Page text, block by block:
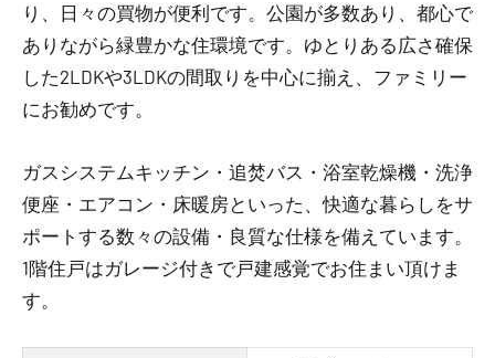
り、日々の買物が便利です。公園が多数あり、都心で
ありながら緑豊かな住環境です。ゆとりある広さ確保
した2LDKや3LDKの間取りを中心に揃え、ファミリー
にお勧めです。
ガスシステムキッチン・追焚バス・浴室乾燥機・洗浄
便座・エアコン・床暖房といった、快適な暮らしをサ
ポートする数々の設備・良質な仕様を備えています。
1階住戸はガレージ付きで戸建感覚でお住まい頂けま
す。